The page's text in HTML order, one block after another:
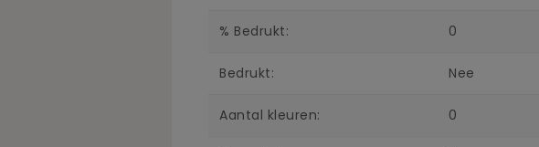
% Bedrukt: 0
Bedrukt: Nee
Aantal kleuren: 0